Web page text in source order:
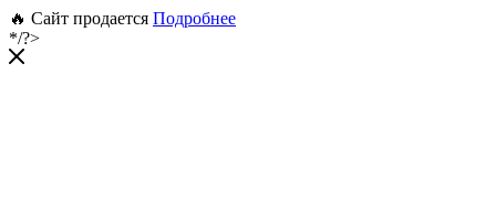
🔥 Сайт продается Подробнее
*/?>